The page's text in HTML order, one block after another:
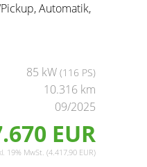
Automatik,
85 kW (116 PS)
10.316 km
09/2025
EUR
19% MwSt. (4.417,90 EUR)